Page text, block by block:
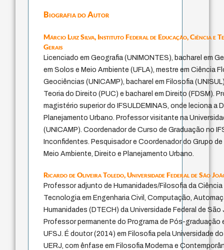
Biografia do Autor
Márcio Luiz Silva, Instituto Federal de Educação, Ciência e
Gerais
Licenciado em Geografia (UNIMONTES), bacharel em
em Solos e Meio Ambiente (UFLA), mestre em Ciência
Geociências (UNICAMP), bacharel em Filosofia
Teoria do Direito (PUC) e bacharel em Direito (FDSM).
magistério superior do IFSULDEMINAS, onde leciona a
Planejamento Urbano. Professor visitante na
(UNICAMP). Coordenador de Curso de Graduação no
Inconfidentes. Pesquisador e Coordenador do Grupo
Meio Ambiente, Direito e Planejamento Urbano.
Ricardo de Oliveira Toledo,Universidade Federal de São
Professor adjunto de Humanidades/Filosofia da
Tecnologia em Engenharia Civil, Computação,
Humanidades (DTECH) da Universidade Federal de
Professor permanente do Programa de Pós-graduação
UFSJ. É doutor (2014) em Filosofia pela Universidade
UERJ, com ênfase em Filosofia Moderna e